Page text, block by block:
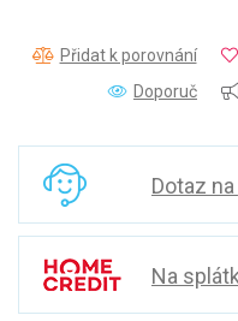
Přidat k porovnání
Doporuč
Dotaz
Na